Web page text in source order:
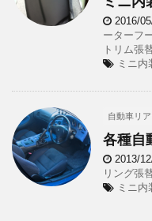
2016/
ーターフ
トリム張
ミニ内
自動車リ
各種自
2013/
リング張
ミニ内